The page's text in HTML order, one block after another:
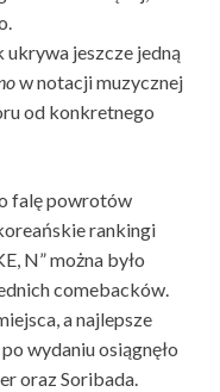
ukrywa jeszcze jedną
w notacji muzycznej
od konkretnego
falę powrotów
rankingi
N” można było
comebacków.
a najlepsze
wydaniu osiągnęło
oraz Soribada.